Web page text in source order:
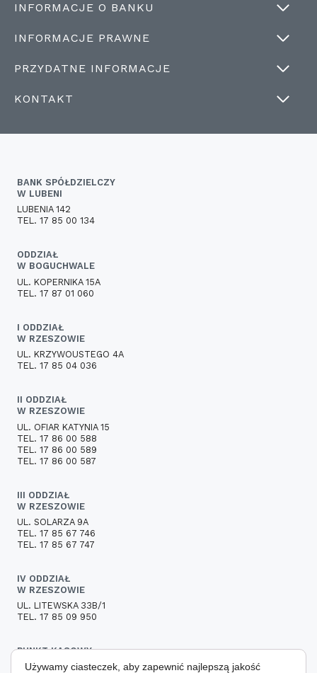
INFORMACJE O BANKU
INFORMACJE PRAWNE
PRZYDATNE INFORMACJE
KONTAKT
BANK SPÓŁDZIELCZY
W LUBENI
LUBENIA 142
TEL. 17 85 00 134
ODDZIAŁ
W BOGUCHWALE
UL. KOPERNIKA 15A
TEL. 17 87 01 060
I ODDZIAŁ
W RZESZOWIE
UL. KRZYWOUSTEGO 4A
TEL. 17 85 04 036
II ODDZIAŁ
W RZESZOWIE
UL. OFIAR KATYNIA 15
TEL. 17 86 00 588
TEL. 17 86 00 589
TEL. 17 86 00 587
III ODDZIAŁ
W RZESZOWIE
UL. SOLARZA 9A
TEL. 17 85 67 746
TEL. 17 85 67 747
IV ODDZIAŁ
W RZESZOWIE
UL. LITEWSKA 33B/1
TEL. 17 85 09 950
PUNKT KASOWY
UL. PŁK. LEOPOLDA LISA-KULI 13
Używamy ciasteczek, aby zapewnić najlepszą jakość